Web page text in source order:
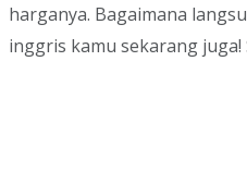
harganya. Bagaimana
inggris kamu sekarang juga!